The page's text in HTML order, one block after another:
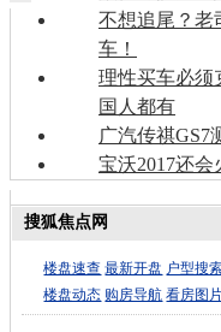
不想追尾？老
车！
理性买车必须
国人都有
广汽传祺GS7
宝沃2017还
搜狐焦点网
楼盘速查 最新开盘 户型搜
楼盘动态 购房导航 看房图